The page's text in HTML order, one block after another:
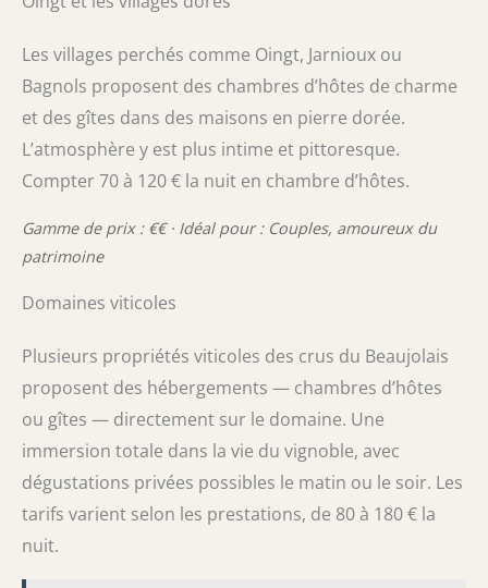
Les villages perchés comme Oingt, Jarnioux ou
Bagnols proposent des chambres d’hôtes de charme
et des gîtes dans des maisons en pierre dorée.
L’atmosphère y est plus intime et pittoresque.
Compter 70 à 120 € la nuit en chambre d’hôtes.
Gamme de prix : €€ · Idéal pour : Couples, amoureux du
patrimoine
Domaines viticoles
Plusieurs propriétés viticoles des crus du Beaujolais
proposent des hébergements — chambres d’hôtes
ou gîtes — directement sur le domaine. Une
immersion totale dans la vie du vignoble, avec
dégustations privées possibles le matin ou le soir. Les
tarifs varient selon les prestations, de 80 à 180 € la
nuit.